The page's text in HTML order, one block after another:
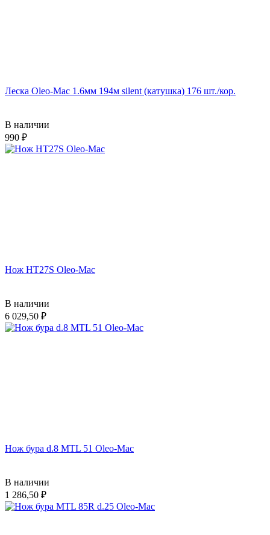
Леска Oleo-Mac 1.6мм 194м silent (катушка) 176 шт./кор.
В наличии
990
Нож HT27S Oleo-Mac
В наличии
6 029,50
Нож бура d.8 MTL 51 Oleo-Mac
В наличии
1 286,50